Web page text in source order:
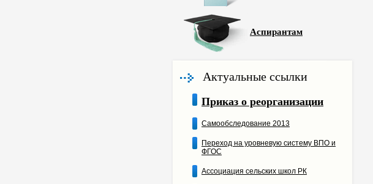
Аспирантам
Актуальные ссылки
Приказ о реорганизации
Самообследование 2013
Переход на уровневую систему ВПО и
ФГОС
Ассоциация сельских школ РК